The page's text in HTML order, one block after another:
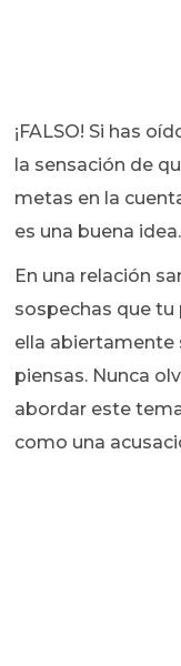
¡FALSO! Si has
la sensación de
metas en la
es una buena idea.
En una relación
sospechas que tu
ella abiertamente
piensas. Nunca
abordar este
como una